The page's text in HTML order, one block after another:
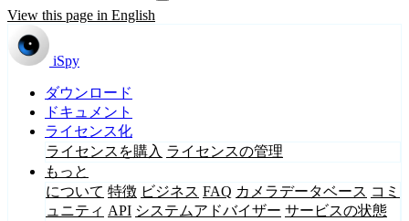
View this page in English
iSpy
ダウンロード
ドキュメント
ライセンス化
ライセンスを購入 ライセンスの管理
もっと
について 特徴 ビジネス FAQ カメラデータベース コミ
ュニティ API システムアドバイザー サービスの状態